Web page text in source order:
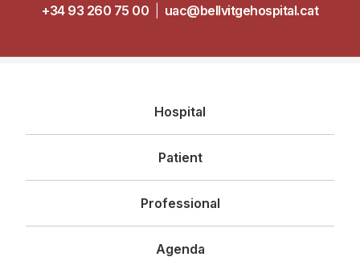
+34 93 260 75 00
uac@bellvitgehospital.cat
principal
Hospital
Patient
Professional
Agenda